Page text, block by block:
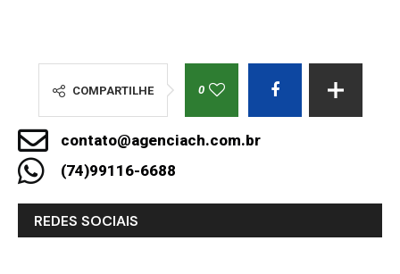
COMPARTILHE 0
contato@agenciach.com.br
(74)99116-6688
REDES SOCIAIS